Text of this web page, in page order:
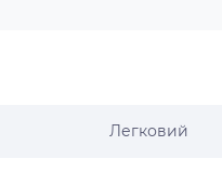
Легковий